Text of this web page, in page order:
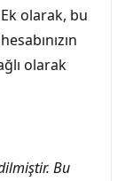
olarak, bu
olarak
Bu